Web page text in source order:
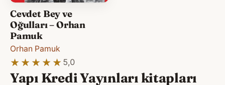
Cevdet Bey ve
Oğulları – Orhan
Pamuk
Orhan Pamuk
★★★★★
★★★★★ 5,0
Yapı Kredi Yayınları kitapları